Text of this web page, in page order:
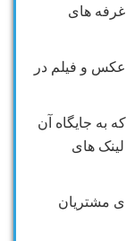
غرفه های
عکس و فیلم در
به جایگاه آن
های
مشتریان